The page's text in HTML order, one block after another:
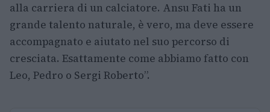
alla carriera di un calciatore. Ansu Fati ha un
grande talento naturale, è vero, ma deve essere
accompagnato e aiutato nel suo percorso di
cresciata. Esattamente come abbiamo fatto con
Leo, Pedro o Sergi Roberto”.